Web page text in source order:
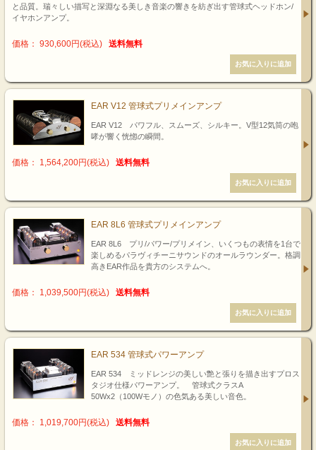
と品質。瑞々しい描写と深淵なる美しき音楽の響きを紡ぎ出す管球式ヘッドホン/
イヤホンアンプ。
価格： 930,600円(税込) 送料無料
EAR V12 管球式プリメインアンプ
EAR V12 パワフル、スムーズ、シルキー。V型12気筒の咆
哮が響く恍惚の瞬間。
価格： 1,564,200円(税込) 送料無料
EAR 8L6 管球式プリメインアンプ
EAR 8L6 プリ/パワー/プリメイン、いくつもの表情を1台で
楽しめるパラヴィチーニサウンドのオールラウンダー。格調
高きEAR作品を貴方のシステムへ。
価格： 1,039,500円(税込) 送料無料
EAR 534 管球式パワーアンプ
EAR 534 ミッドレンジの美しい艶と張りを描き出すプロス
タジオ仕様パワーアンプ。 管球式クラスA
50Wx2（100Wモノ）の色気ある美しい音色。
価格： 1,019,700円(税込) 送料無料